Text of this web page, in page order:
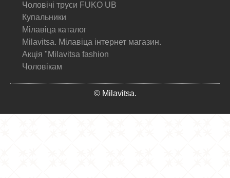
Чоловічі труси FUKO UB
Купальники
Мілавіца каталог
Milavitsa. Мілавіца інтернет магазин.
Акція "Milavitsa fashion
Чоловікам
© Milavitsa.